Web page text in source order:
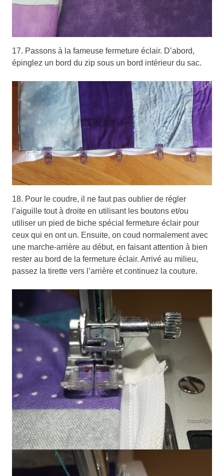
17. Passons à la fameuse fermeture éclair. D’abord,
épinglez un bord du zip sous un bord intérieur du sac.
18. Pour le coudre, il ne faut pas oublier de régler
l’aiguille tout à droite en utilisant les boutons et/ou
utiliser un pied de biche spécial fermeture éclair pour
ceux qui en ont un. Ensuite, on coud normalement avec
une marche-arrière au début, en faisant attention à bien
rester au bord de la fermeture éclair. Arrivé au milieu,
passez la tirette vers l’arrière et continuez la couture.